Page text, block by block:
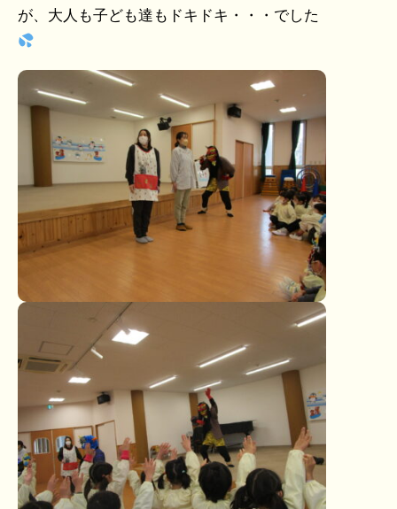
が、大人も子ども達もドキドキ・・・でした